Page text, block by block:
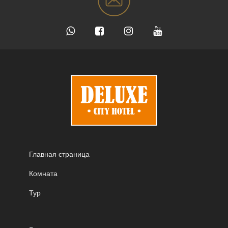
Главная страница
Комната
Тур